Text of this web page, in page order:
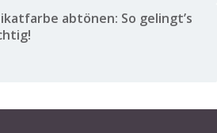
abtönen: So gelingt’s